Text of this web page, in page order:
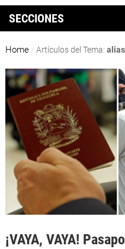
SECCIONES
Home / Artículos del Tema:
¡VAYA, VAYA!